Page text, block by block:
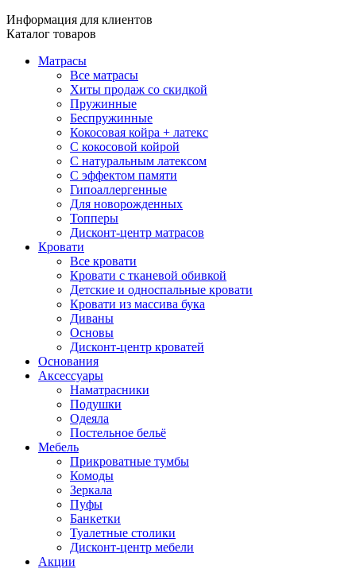
Информация для клиентов
Каталог товаров
Матрасы
Все матрасы
Хиты продаж со скидкой
Пружинные
Беспружинные
Кокосовая койра + латекс
С кокосовой койрой
С натуральным латексом
С эффектом памяти
Гипоаллергенные
Для новорожденных
Топперы
Дисконт-центр матрасов
Кровати
Все кровати
Кровати с тканевой обивкой
Детские и односпальные кровати
Кровати из массива бука
Диваны
Основы
Дисконт-центр кроватей
Основания
Аксессуары
Наматрасники
Подушки
Одеяла
Постельное бельё
Мебель
Прикроватные тумбы
Комоды
Зеркала
Пуфы
Банкетки
Туалетные столики
Дисконт-центр мебели
Акции